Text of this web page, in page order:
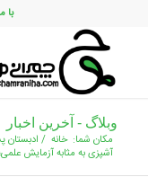
با
وبلاگ - آخرین اخبار
مکان شما: خانه / ادبستان
آشپزی به مثابه آزمایش